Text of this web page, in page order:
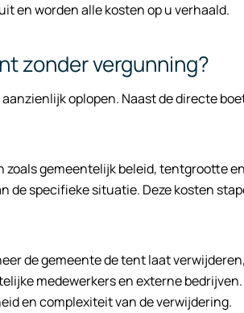
en worden alle kosten op u verhaald.
zonder vergunning?
oplopen. Naast de directe
gemeentelijk beleid, tentgrootte
de specifieke situatie. Deze kosten
de gemeente de tent laat
medewerkers en externe
en complexiteit van de verwijdering.